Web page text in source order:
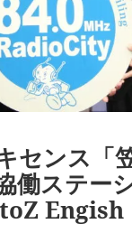
センス「
働ステー
Engish